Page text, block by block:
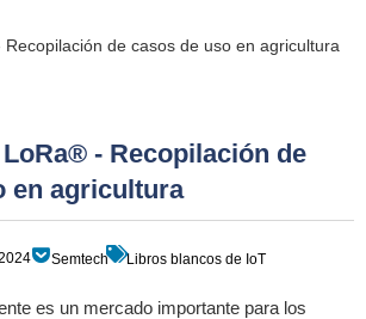
de casos de uso en agricultura
- Recopilación de
en agricultura
Semtech Libros blancos de IoT
es un mercado importante para los